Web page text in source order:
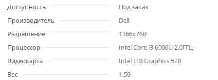
Доступность
Под заказ
Производитель
Dell
Разрешение
1366x768
Процессор
Intel Core i3 6006U 2.0ГГц
Видеокарта
Intel HD Graphics 520
Вес
1.59